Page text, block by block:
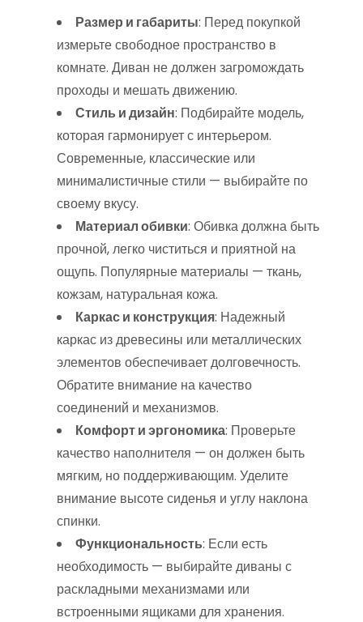
Размер и габариты: Перед покупкой
измерьте свободное пространство в
комнате. Диван не должен загромождать
проходы и мешать движению.
Стиль и дизайн: Подбирайте модель,
которая гармонирует с интерьером.
Современные, классические или
минималистичные стили — выбирайте по
своему вкусу.
Материал обивки: Обивка должна быть
прочной, легко чиститься и приятной на
ощупь. Популярные материалы — ткань,
кожзам, натуральная кожа.
Каркас и конструкция: Надежный
каркас из древесины или металлических
элементов обеспечивает долговечность.
Обратите внимание на качество
соединений и механизмов.
Комфорт и эргономика: Проверьте
качество наполнителя — он должен быть
мягким, но поддерживающим. Уделите
внимание высоте сиденья и углу наклона
спинки.
Функциональность: Если есть
необходимость — выбирайте диваны с
раскладными механизмами или
встроенными ящиками для хранения.